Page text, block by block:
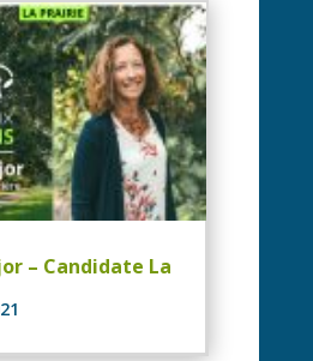
– Candidate La